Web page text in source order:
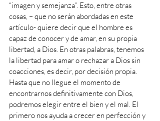
“imagen y semejanza”. Esto, entre otras
cosas, – que no serán abordadas en este
artículo- quiere decir que el hombre es
capaz de conocer y de amar, en su propia
libertad, a Dios. En otras palabras, tenemos
la libertad para amar o rechazar a Dios sin
coacciones, es decir, por decisión propia.
Hasta que no llegue el momento de
encontrarnos definitivamente con Dios,
podremos elegir entre el bien y el mal. El
primero nos ayuda a crecer en perfección y